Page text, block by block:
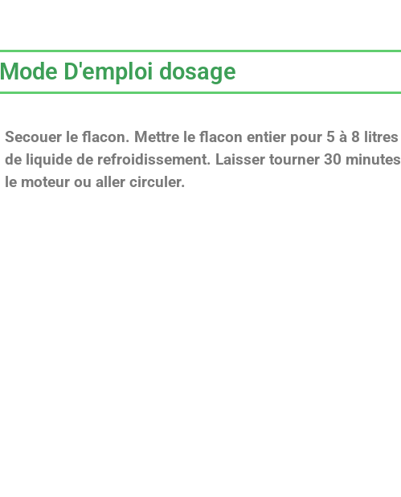
Mode D'emploi dosage
Secouer le flacon. Mettre le flacon entier pour 5 à 8 litres
de liquide de refroidissement. Laisser tourner 30 minutes
le moteur ou aller circuler.